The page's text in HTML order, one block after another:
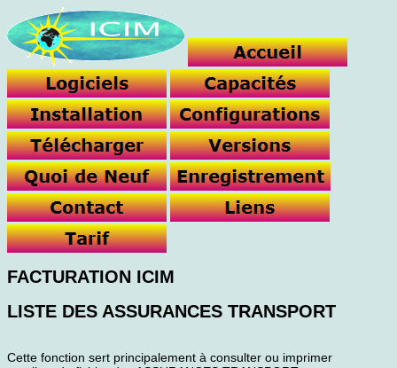
FACTURATION ICIM
LISTE DES ASSURANCES TRANSPORT
Cette fonction sert principalement à consulter ou imprimer